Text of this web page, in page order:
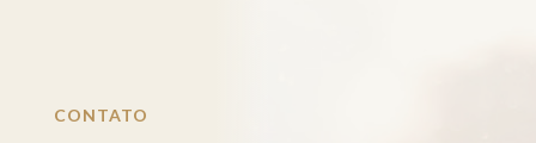
CONTATO